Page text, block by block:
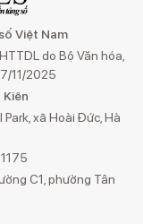
Việt Nam
do Bộ Văn hóa,
11/2025
Kiên
xã Hoài Đức, Hà
C1, phường Tân